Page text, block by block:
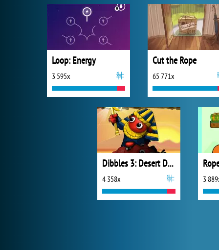
Loop: Energy
3 595x
Cut the Rope
65 771x
Dibbles 3: Desert Despair
4 358x 3